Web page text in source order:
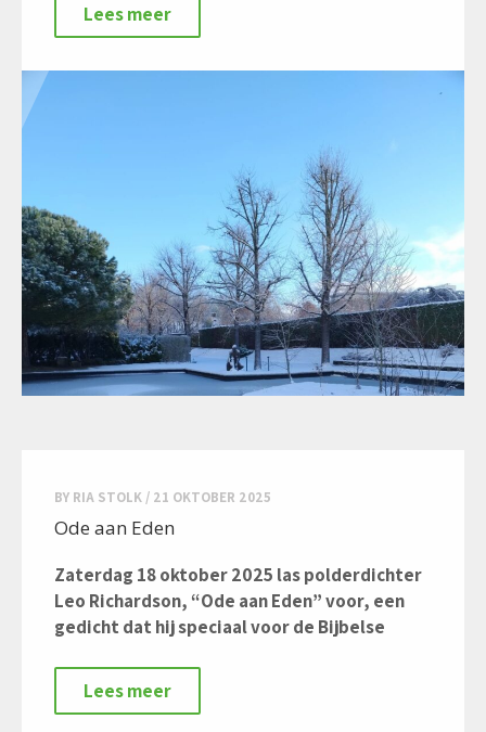
Lees meer
BY RIA STOLK / 21 OKTOBER 2025
Ode aan Eden
Zaterdag 18 oktober 2025 las polderdichter
Leo Richardson, “Ode aan Eden” voor, een
gedicht dat hij speciaal voor de Bijbelse
Lees meer